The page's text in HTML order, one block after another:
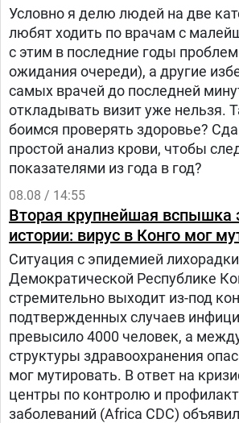
Условно я делю людей на две
любят ходить по врачам с
с этим в последние годы
ожидания очереди), а другие
самых врачей до последней
откладывать визит уже нельзя.
боимся проверять здоровье?
простой анализ крови, чтобы
показателями из года в год?
08.08 / 14:55
Вторая крупнейшая вспышка
истории: вирус в Конго мог
Ситуация с эпидемией
Демократической Республике
стремительно выходит из-под
подтвержденных случаев
превысило 4000 человек, а
структуры здравоохранения
мог мутировать. В ответ на
центры по контролю и
заболеваний (Africa CDC)